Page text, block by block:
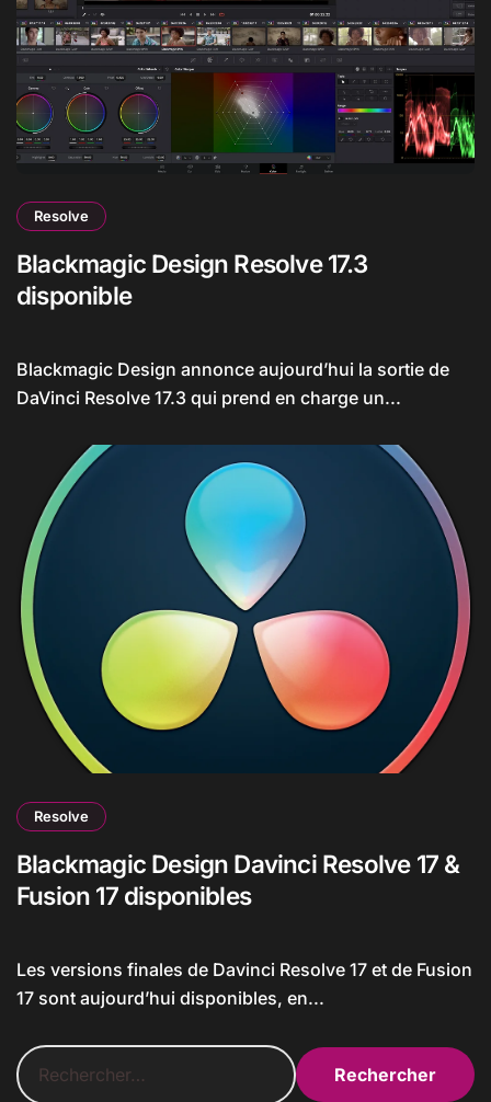
Resolve
Blackmagic Design Resolve 17.3
disponible
Blackmagic Design annonce aujourd’hui la sortie de
DaVinci Resolve 17.3 qui prend en charge un...
Resolve
Blackmagic Design Davinci Resolve 17 &
Fusion 17 disponibles
Les versions finales de Davinci Resolve 17 et de Fusion
17 sont aujourd’hui disponibles, en...
R
e